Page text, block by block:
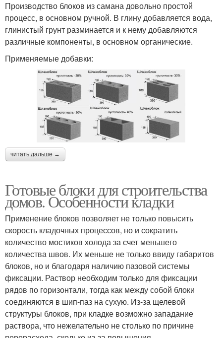
Производство блоков из самана довольно простой
процесс, в основном ручной. В глину добавляется вода,
глинистый грунт разминается и к нему добавляются
различные компоненты, в основном органические.
Применяемые добавки:
читать дальше →
Готовые блоки для строительства
домов. Особенности кладки
Применение блоков позволяет не только повысить
скорость кладочных процессов, но и сократить
количество мостиков холода за счет меньшего
количества швов. Их меньше не только ввиду габаритов
блоков, но и благодаря наличию пазовой системы
фиксации. Раствор необходим только для фиксации
рядов по горизонтали, тогда как между собой блоки
соединяются в шип-паз на сухую. Из-за щелевой
структуры блоков, при кладке возможно западание
раствора, что нежелательно не столько по причине